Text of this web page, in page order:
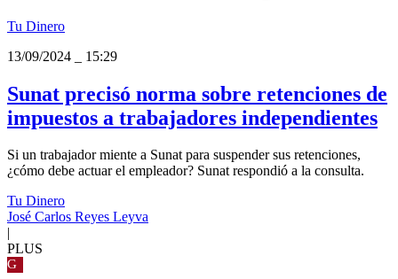
Tu Dinero
13/09/2024
15:29
Sunat precisó norma sobre retenciones de
impuestos a trabajadores independientes
Si un trabajador miente a Sunat para suspender sus retenciones,
¿cómo debe actuar el empleador? Sunat respondió a la consulta.
Tu Dinero
José Carlos Reyes Leyva
PLUS
G